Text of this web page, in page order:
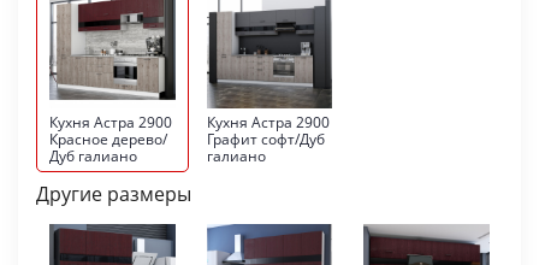
Кухня Астра 2900
Красное дерево/
Дуб галиано
Кухня Астра 2900
Графит софт/Дуб
галиано
Другие размеры